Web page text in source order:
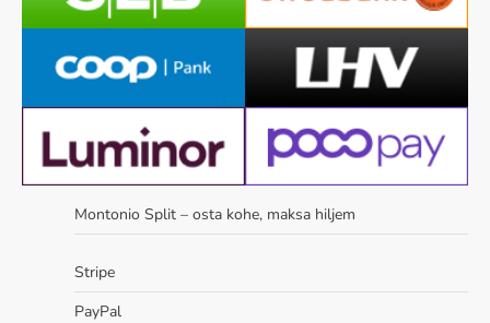
Montonio Split – osta kohe, maksa hiljem
Stripe
PayPal